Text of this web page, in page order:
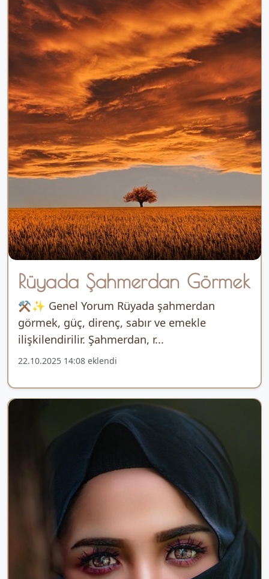
Rüyada Şahmerdan Görmek
⚒️✨ Genel Yorum Rüyada şahmerdan
görmek, güç, direnç, sabır ve emekle
ilişkilendirilir. Şahmerdan, r...
22.10.2025 14:08 eklendi